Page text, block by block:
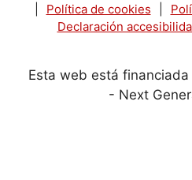
Política de cookies
Declaración
Esta web está
- Next